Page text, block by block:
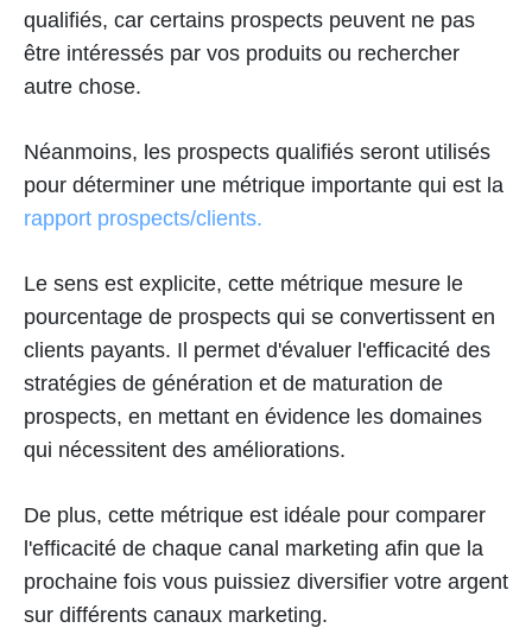
qualifiés, car certains prospects peuvent ne pas
être intéressés par vos produits ou rechercher
autre chose.
Néanmoins, les prospects qualifiés seront utilisés
pour déterminer une métrique importante qui est la
rapport prospects/clients.
Le sens est explicite, cette métrique mesure le
pourcentage de prospects qui se convertissent en
clients payants. Il permet d'évaluer l'efficacité des
stratégies de génération et de maturation de
prospects, en mettant en évidence les domaines
qui nécessitent des améliorations.
De plus, cette métrique est idéale pour comparer
l'efficacité de chaque canal marketing afin que la
prochaine fois vous puissiez diversifier votre argent
sur différents canaux marketing.